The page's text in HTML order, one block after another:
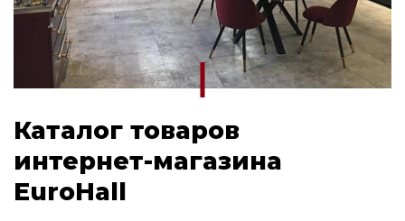
Каталог товаров
интернет-магазина
EuroHall